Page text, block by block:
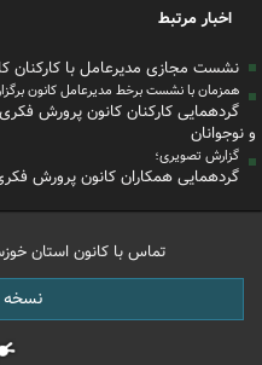
اخبار مرتبط
نشست مجازی مدیرعامل با کارکنان
همزمان با نشست برخط مدیرعامل کانون
گردهمایی کارکنان کانون پرورش
و نوجوانان
گزارش تصویری؛
گردهمایی همکاران کانون پرورش
تماس با کانون استان